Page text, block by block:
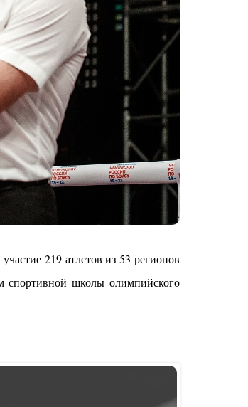
219 атлетов из 53 регионов
спортивной школы олимпийского